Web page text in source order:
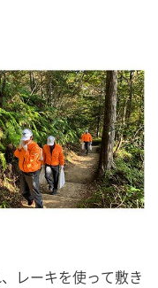
レーキを使って敷き